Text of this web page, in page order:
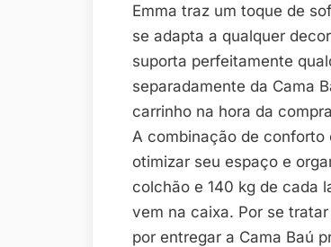
Emma traz um toque de
se adapta a qualquer
suporta perfeitamente
separadamente da Cama
carrinho na hora da
A combinação de conforto
otimizar seu espaço e
colchão e 140 kg de cada
vem na caixa. Por se
por entregar a Cama Baú